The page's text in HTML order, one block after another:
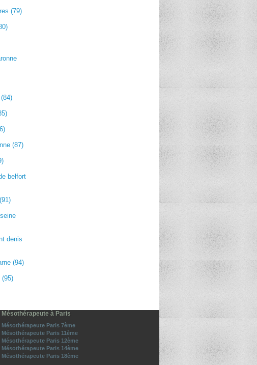
(79)
(87)
belfort
denis
(94)
(95)
Mésothérapeute à Paris
Mésothérapeute Paris 7ème
Mésothérapeute Paris 11ème
Mésothérapeute Paris 12ème
Mésothérapeute Paris 14ème
Mésothérapeute Paris 18ème